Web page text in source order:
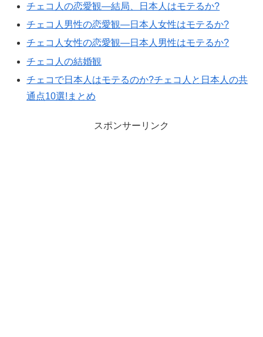
チェコ人の恋愛観―結局、日本人はモテるか?
チェコ人男性の恋愛観―日本人女性はモテるか?
チェコ人女性の恋愛観―日本人男性はモテるか?
チェコ人の結婚観
チェコで日本人はモテるのか?チェコ人と日本人の共
通点10選!まとめ
スポンサーリンク